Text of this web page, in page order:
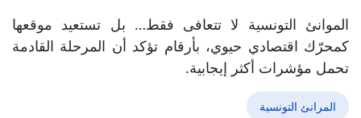
الموانئ التونسية لا تتعافى فقط… بل تستعيد موقعها
كمحرّك اقتصادي حيوي، بأرقام تؤكد أن المرحلة القادمة
تحمل مؤشرات أكثر إيجابية.
المرانئ التونسية